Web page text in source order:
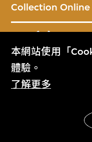
本網站使用「
體驗。
了解更多
Collection Online
關於
About the
M+雜誌